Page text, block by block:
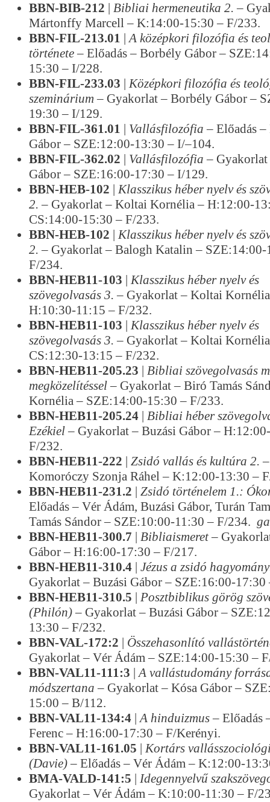
BBN-BIB-212 | Bibliai hermeneutika 2. –
Mártonffy Marcell – K:14:00-15:30 – F/233.
BBN-FIL-213.01 |A középkori filozófia és
története– Előadás – Borbély Gábor –
15:30 – I/228.
BBN-FIL-233.03 | Középkori filozófia és
szeminárium– Gyakorlat – Borbély Gábor –
19:30 – I/129.
BBN-FIL-361.01 | Vallásfilozófia – Előadás
Gábor – SZE:12:00-13:30 – I/–104.
BBN-FIL-362.02 | Vallásfilozófia –
Gábor – SZE:16:00-17:30 – I/129.
BBN-HEB-102 | Klasszikus héber nyelv és
2. – Gyakorlat – Koltai Kornélia – H:12:00-
CS:14:00-15:30 – F/233.
BBN-HEB-102 | Klasszikus héber nyelv és
2. – Gyakorlat – Balogh Katalin – SZE:14:00-
F/234.
BBN-HEB11-103 | Klasszikus héber nyelv és
szövegolvasás 3. – Gyakorlat – Koltai
H:10:30-11:15 – F/232.
BBN-HEB11-103 | Klasszikus héber nyelv és
szövegolvasás 3. – Gyakorlat – Koltai
CS:12:30-13:15 – F/232.
BBN-HEB11-205.23 | Bibliai szövegolvasás
megközelítéssel– Gyakorlat – Biró Tamás
Kornélia – SZE:14:00-15:30 – F/233.
BBN-HEB11-205.24 | Bibliai héber
Ezékiel– Gyakorlat – Buzási Gábor –
F/232.
BBN-HEB11-222 | Zsidó vallás és kultúra 2.
Komoróczy Szonja Ráhel – K:12:00-13:30 –
BBN-HEB11-231.2 | Zsidó történelem 1.:
Előadás – Vér Ádám, Buzási Gábor, Turán
Tamás Sándor – SZE:10:00-11:30 – F/234.
BBN-HEB11-300.7 | Bibliaismeret–
Gábor – H:16:00-17:30 – F/217.
BBN-HEB11-310.4 | Jézus a zsidó
Gyakorlat – Buzási Gábor – SZE:16:00-17:30
BBN-HEB11-310.5 | Posztbiblikus görög
(Philón)– Gyakorlat – Buzási Gábor –
13:30 – F/232.
BBN-VAL-172:2 | Összehasonlító
Gyakorlat – Vér Ádám – SZE:14:00-15:30 –
BBN-VAL11-111:3 |A vallástudomány
módszertana – Gyakorlat – Kósa Gábor –
15:00 – B/112.
BBN-VAL11-134:4 |A hinduizmus– Előadás
Ferenc – H:16:00-17:30 – F/Kerényi.
BBN-VAL11-161.05 | Kortárs
(Davie)– Előadás – Vér Ádám – K:12:00-
BMA-VALD-141:5 | Idegennyelvű
Gyakorlat – Vér Ádám – K:10:00-11:30 – F/